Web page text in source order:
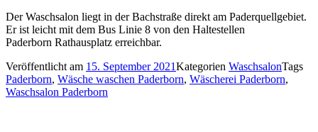
Der Waschsalon liegt in der Bachstraße direkt am Paderquellgebiet.
Er ist leicht mit dem Bus Linie 8 von den Haltestellen
Paderborn Rathausplatz erreichbar.
Veröffentlicht am 15. September 2021Kategorien WaschsalonTags
Paderborn, Wäsche waschen Paderborn, Wäscherei Paderborn,
Waschsalon Paderborn